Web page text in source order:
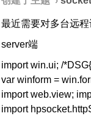
最近需要对多台远
server端
import win.ui; /
var winform =
import web.view;
import